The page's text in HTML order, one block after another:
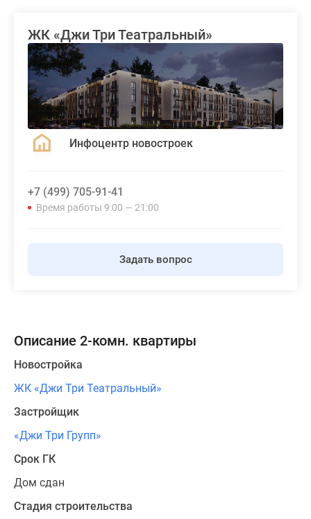
ЖК «Джи Три Театральный»
Инфоцентр новостроек
+7 (499) 705-91-41
Время работы 9:00 — 21:00
Задать вопрос
Описание 2-комн. квартиры
Новостройка
ЖК «Джи Три Театральный»
Застройщик
«Джи Три Групп»
Срок ГК
Дом сдан
Стадия строительства